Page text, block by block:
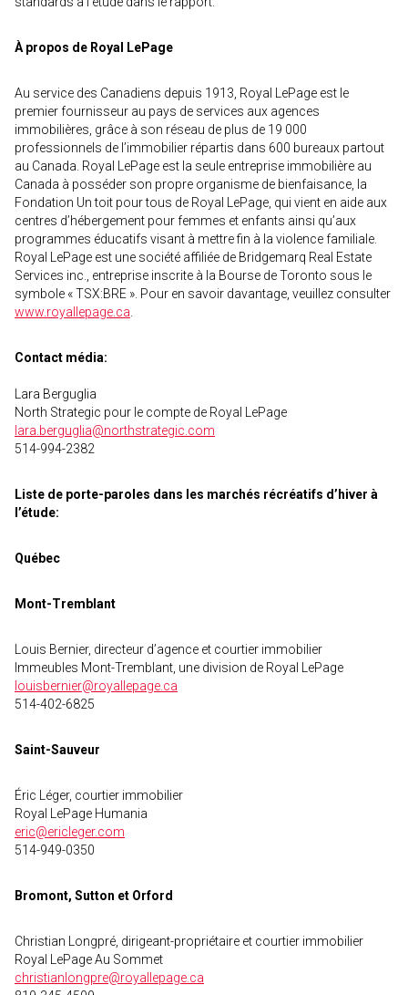
À propos de Royal LePage
Au service des Canadiens depuis 1913, Royal LePage est le
premier fournisseur au pays de services aux agences
immobilières, grâce à son réseau de plus de 19 000
professionnels de l’immobilier répartis dans 600 bureaux partout
au Canada. Royal LePage est la seule entreprise immobilière au
Canada à posséder son propre organisme de bienfaisance, la
Fondation Un toit pour tous de Royal LePage, qui vient en aide aux
centres d’hébergement pour femmes et enfants ainsi qu’aux
programmes éducatifs visant à mettre fin à la violence familiale.
Royal LePage est une société affiliée de Bridgemarq Real Estate
Services inc., entreprise inscrite à la Bourse de Toronto sous le
symbole « TSX:BRE ». Pour en savoir davantage, veuillez consulter
www.royallepage.ca
Contact média:
Lara Berguglia
North Strategic pour le compte de Royal LePage
lara.berguglia@northstrategic.com
514-994-2382
Liste de porte-paroles dans les marchés récréatifs d’hiver à
l’étude:
Québec
Mont-Tremblant
Louis Bernier, directeur d’agence et courtier immobilier
Immeubles Mont-Tremblant, une division de Royal LePage
louisbernier@royallepage.ca
514-402-6825
Saint-Sauveur
Éric Léger, courtier immobilier
Royal LePage Humania
eric@ericleger.com
514-949-0350
Bromont, Sutton et Orford
Christian Longpré, dirigeant-propriétaire et courtier immobilier
Royal LePage Au Sommet
christianlongpre@royallepage.ca